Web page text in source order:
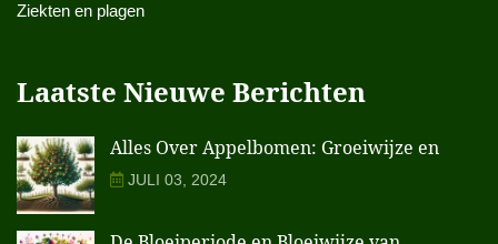
Ziekten en plagen
Laatste Nieuwe Berichten
Alles Over Appelbomen: Groeiwijze en
JULI 03, 2024